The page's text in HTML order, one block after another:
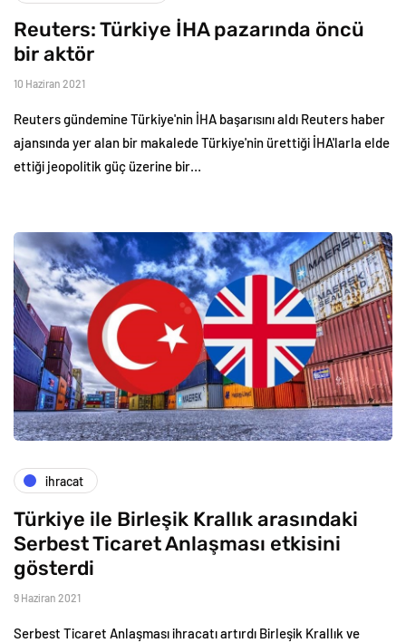
Reuters: Türkiye İHA pazarında öncü
bir aktör
10 Haziran 2021
Reuters gündemine Türkiye'nin İHA başarısını aldı Reuters haber
ajansında yer alan bir makalede Türkiye'nin ürettiği İHA'larla elde
ettiği jeopolitik güç üzerine bir…
i̇hracat
Türkiye ile Birleşik Krallık arasındaki
Serbest Ticaret Anlaşması etkisini
gösterdi
9 Haziran 2021
Serbest Ticaret Anlaşması ihracatı artırdı Birleşik Krallık ve